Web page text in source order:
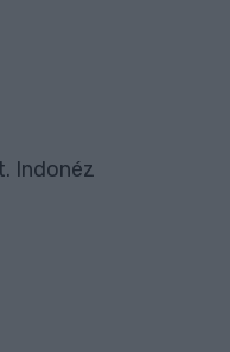
Indonéz